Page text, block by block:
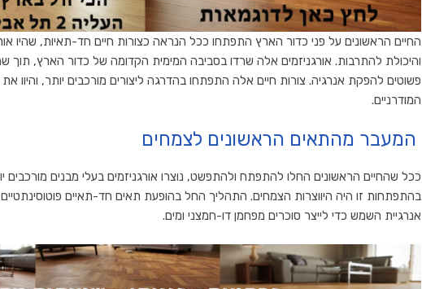
החיים הראשונים על פני כדור הארץ התפתחו ככל הנראה כצורות חיים חד-תאיות, שהיו
והיכולת להתרבות. אורגניזמים אלה שרדו בסביבה המימית הקדומה של כדור הארץ, תוך
פשוטים להפקת אנרגיה. צורות חיים אלה התפתחו בהדרגה ליצורים מורכבים יותר, והיוו
המודרניים.
המעבר מהתאים הראשונים לצמחים
ככל שהחיים הראשונים החלו להתפתח ולהתפשט, נוצרו אורגניזמים בעלי מבנים מורכבים
בהתפתחות זו היה היווצרות הצמחים. התהליך החל בהופעת תאים חד-תאיים
אנרגיית השמש כדי לייצר סוכרים מפחמן דו-חמצני ומים.